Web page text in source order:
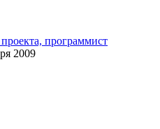
программист
2009